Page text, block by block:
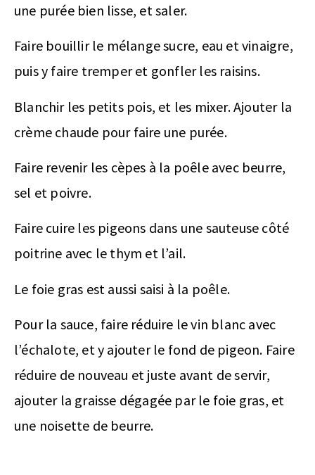
une purée bien lisse, et saler.
Faire bouillir le mélange sucre, eau et vinaigre,
puis y faire tremper et gonfler les raisins.
Blanchir les petits pois, et les mixer. Ajouter la
crème chaude pour faire une purée.
Faire revenir les cèpes à la poêle avec beurre,
sel et poivre.
Faire cuire les pigeons dans une sauteuse côté
poitrine avec le thym et l’ail.
Le foie gras est aussi saisi à la poêle.
Pour la sauce, faire réduire le vin blanc avec
l’échalote, et y ajouter le fond de pigeon. Faire
réduire de nouveau et juste avant de servir,
ajouter la graisse dégagée par le foie gras, et
une noisette de beurre.